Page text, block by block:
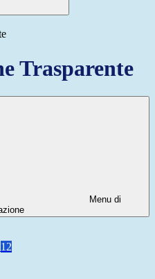
Trasparente
Menu di
12